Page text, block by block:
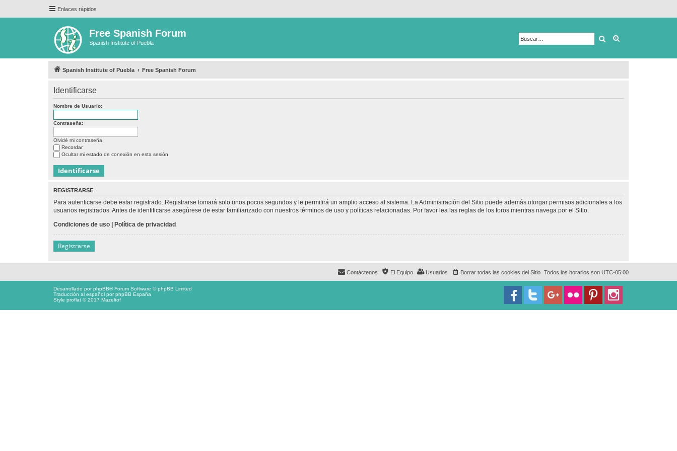
Enlaces rápidos
Free Spanish Forum
Spanish Institute of Puebla Buscar
Spanish Institute of Puebla Free Spanish Forum
Identificarse
Nombre de Usuario:
Contraseña:
Olvidé mi contraseña
Recordar
Ocultar mi estado de conexión en esta sesión
REGISTRARSE
Para autenticarse debe estar registrado. Registrarse tomará solo unos pocos segundos y le permitirá un amplio acceso al sistema. La Administración del Sitio puede además otorgar permisos adicionales a los
usuarios registrados. Antes de identificarse asegúrese de estar familiarizado con nuestros términos de uso y políticas relacionadas. Por favor lea las reglas de los foros mientras navega por el Sitio.
Condiciones de uso | Política de privacidad
Registrarse
Todos los horarios son UTC-05:00
Borrar todas las cookies del Sitio
Usuarios
El Equipo
Contáctenos
Desarrollado porphpBB® Forum Software © phpBB Limited
Traducción al español porphpBB España
Style proflat © 2017 Mazeltof